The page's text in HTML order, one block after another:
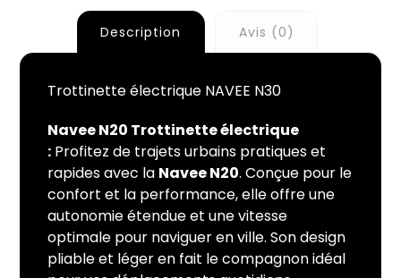
Description Avis (0)
Trottinette électrique NAVEE N30
Navee N20 Trottinette électrique
: Profitez de trajets urbains pratiques et
rapides avec la Navee N20. Conçue pour le
confort et la performance, elle offre une
autonomie étendue et une vitesse
optimale pour naviguer en ville. Son design
pliable et léger en fait le compagnon idéal